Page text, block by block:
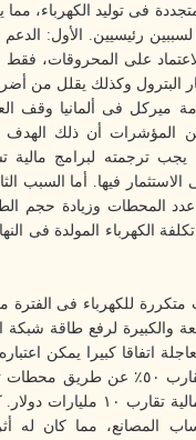
فى توليد الكهرباء،
رئيسيين. الأول:
على المحروقات،
البترول وكذلك يقلل من
ميركل فى ألمانيا وقف
من المؤشرات أن ذلك
ترجمته لبرامج مالية
فيها. أما السبب
المحطات وزيادة حجم
الكهرباء المولدة فى
لرفع طاقة شبكة
اتفاقا كبيرا يمكن
الشركات الألمانية العملاقة، ليزيد من طاقة
بالأساس، بالإضافة لبعض محطات طاقة
المصانع، مما كان له